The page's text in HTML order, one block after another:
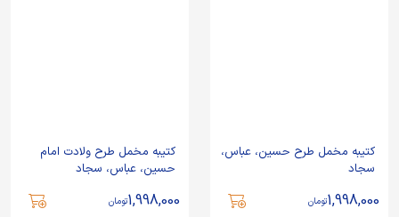
کتیبه مخمل طرح حسین، عباس،
سجاد
1,998,000تومان
کتیبه مخمل طرح ولادت امام
حسین، عباس، سجاد
1,998,000تومان